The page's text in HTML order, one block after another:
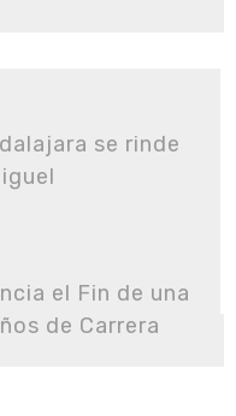
se rinde
el Fin de una
de Carrera